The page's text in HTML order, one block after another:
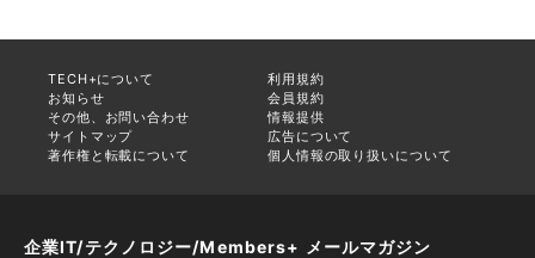
TECH+について
利用規約
お知らせ
会員規約
その他、お問い合わせ
情報提供
サイトマップ
広告について
著作権と転載について
個人情報の取り扱いについて
企業IT/テクノロジー/Members+ メールマガジン